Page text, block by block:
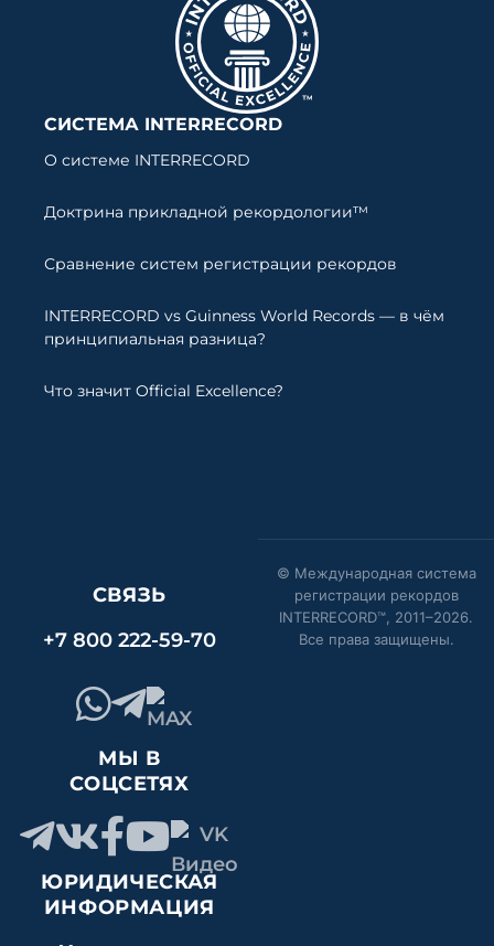
СИСТЕМА INTERRECORD
О системе INTERRECORD
Доктрина прикладной рекордологии™
Сравнение систем регистрации рекордов
INTERRECORD vs Guinness World Records — в чём
принципиальная разница?
Что значит Official Excellence?
СВЯЗЬ
+7 800 222-59-70
МЫ В
СОЦСЕТЯХ
ЮРИДИЧЕСКАЯ
ИНФОРМАЦИЯ
© Международная система
регистрации рекордов
INTERRECORD™, 2011–2026.
Все права защищены.